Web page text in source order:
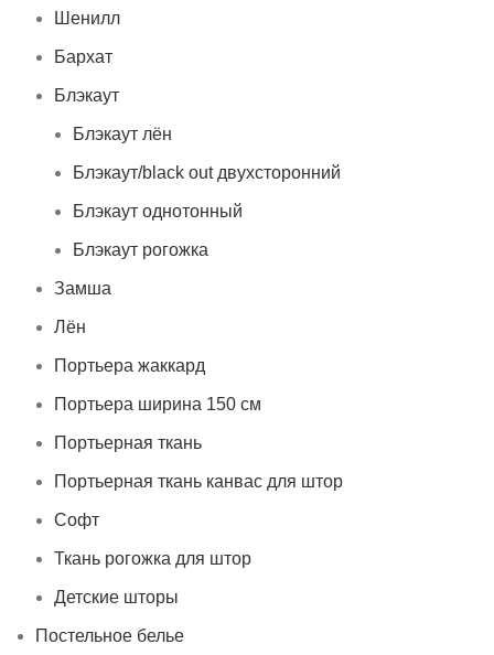
Шенилл
Бархат
Блэкаут
Блэкаут лён
Блэкаут/black out двухсторонний
Блэкаут однотонный
Блэкаут рогожка
Замша
Лён
Портьера жаккард
Портьера ширина 150 см
Портьерная ткань
Портьерная ткань канвас для штор
Софт
Ткань рогожка для штор
Детские шторы
Постельное белье